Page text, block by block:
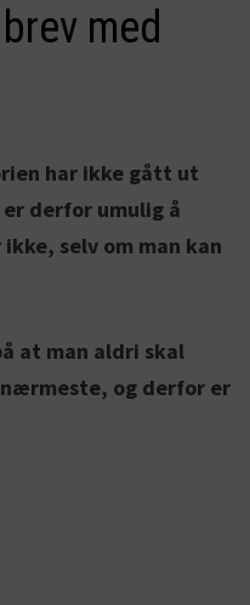
med
har ikke gått ut
derfor umulig å
selv om man kan
at man aldri skal
og derfor er